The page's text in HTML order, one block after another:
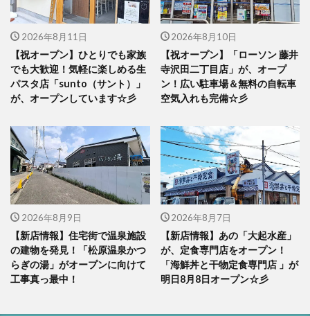
2026年8月11日
【祝オープン】ひとりでも家族
でも大歓迎！気軽に楽しめる生
パスタ店「sunto（サント）」
が、オープンしています☆彡
2026年8月10日
【祝オープン】「ローソン 藤井
寺沢田二丁目店」が、オープ
ン！広い駐車場＆無料の自転車
空気入れも完備☆彡
2026年8月9日
【新店情報】住宅街で温泉施設
の建物を発見！「松原温泉かつ
らぎの湯」がオープンに向けて
工事真っ最中！
2026年8月7日
【新店情報】あの「大起水産」
が、定食専門店をオープン！
「海鮮丼と干物定食専門店 」が
明日8月8日オープン☆彡